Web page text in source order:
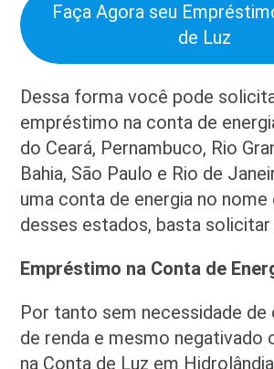
Faça Agora seu
de Luz
Dessa forma você pode
empréstimo na conta de
do Ceará, Pernambuco, Rio
Bahia, São Paulo e Rio de
uma conta de energia no nome
desses estados, basta solicitar
Empréstimo na Conta de
Por tanto sem necessidade
de renda e mesmo negativado
na Conta de Luz em